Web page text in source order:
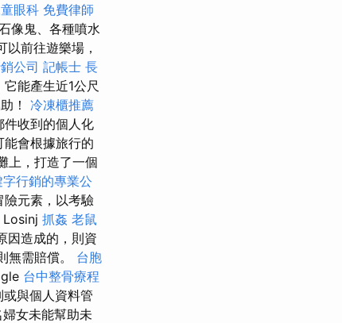
眼科 免費律師
像鬼、各種噴水
前往遊樂場，
公司 記帳士 長
能產生近1公尺
！ 冷凍櫃推薦
件收到的個人化
會根據旅行的
上，打造了一個
行銷的專業公
險元素，以考驗
Losinj 抓姦 老鼠
因造成的，則資
無需賠償。 台胞
台中整骨療程
與個人資料管
女未能幫助未